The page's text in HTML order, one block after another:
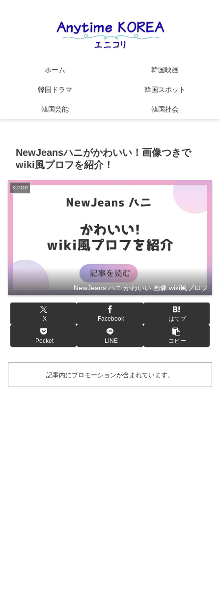
ホーム 韓国映画
韓国ドラマ 韓国スポット
韓国芸能 韓国社会
NewJeansハニがかわいい！画像つきで
wiki風プロフを紹介！
K-POP
NewJeans ハニ かわいい 画像 wiki風プロフ
X Facebook はてブ
Pocket LINE コピー
記事内にプロモーションが含まれています。